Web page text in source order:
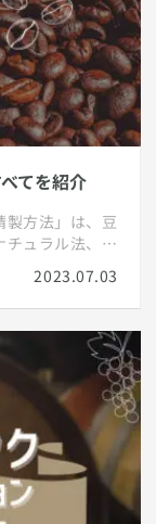
てを紹介
製方法」は、豆
ュラル法、ウ
エロビック
たのコーヒー体
ます。
2023.07.03